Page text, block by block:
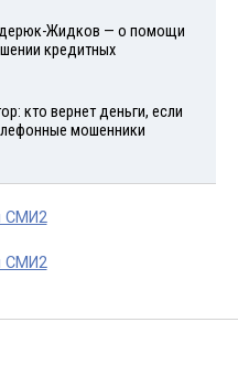
Жидков — о помощи
кредитных
кто вернет деньги, если
мошенники
СМИ2
СМИ2